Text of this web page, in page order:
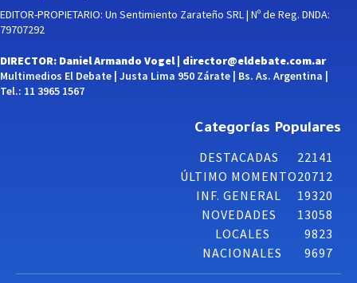
EDITOR-PROPIETARIO: Un Sentimiento Zarateño SRL | Nº de Reg. DNDA:
79707292
DIRECTOR: Daniel Armando Vogel | director@eldebate.com.ar
Multimedios El Debate | Justa Lima 950 Zárate | Bs. As. Argentina |
Tel.: 11 3965 1567
Categorías Populares
DESTACADAS
22141
ÚLTIMO MOMENTO20712
INF. GENERAL
19320
NOVEDADES
13058
LOCALES
9823
NACIONALES
9697